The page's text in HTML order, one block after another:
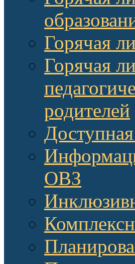
Горячая
Горячая
родителей
ОВЗ